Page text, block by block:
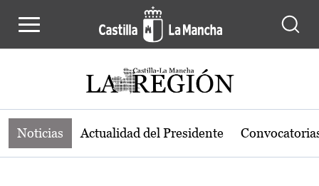
Noticias de la región de Castilla-La
Noticias Actualidad del Presidente